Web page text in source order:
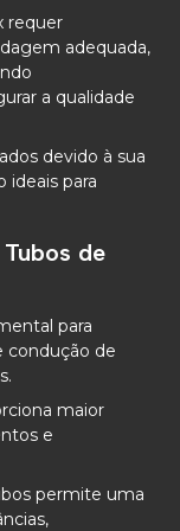
requer
adequada,
a qualidade
devido à sua
ideais para
de
para
condução de
maior
e
permite uma